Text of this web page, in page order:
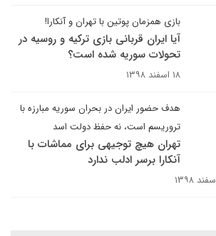
بازی همزمان پوتین با تهران و آنکارا!
آیا ایران قربانی بازی ترکیه و روسیه در
تحولات سوریه شده است؟
۱۸ اسفند ۱۳۹۸
هدف حضور ایران در بحران سوریه مبارزه با
تروریسم است، نه حفظ دولت اسد
تهران هیچ توجیهی برای مماشات با
آنکارا برسر ادلب ندارد